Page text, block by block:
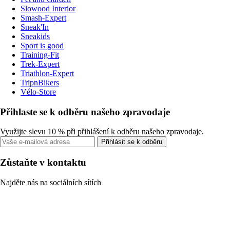
Slowood Interior
Smash-Expert
Sneak'In
Sneakids
Sport is good
Training-Fit
Trek-Expert
Triathlon-Expert
TripnBikers
Vélo-Store
Přihlaste se k odběru našeho zpravodaje
Využijte slevu 10 % při přihlášení k odběru našeho zpravodaje.
Přihlásit se k odběru
Zůstaňte v kontaktu
Najděte nás na sociálních sítích